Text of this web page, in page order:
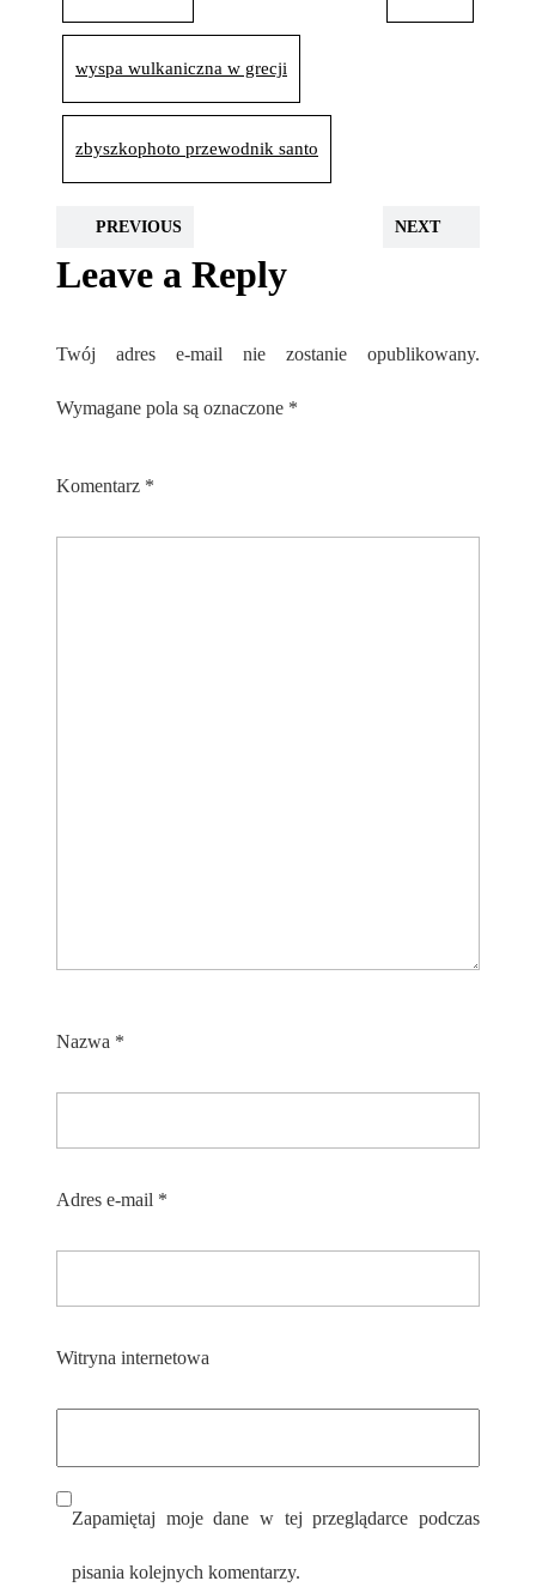
wyspa wulkaniczna w grecji
zbyszkophoto przewodnik santo
PREVIOUS NEXT
Leave a Reply
Twój adres e-mail nie zostanie opublikowany.
Wymagane pola są oznaczone *
Komentarz *
Nazwa *
Adres e-mail *
Witryna internetowa
Zapamiętaj moje dane w tej przeglądarce podczas
pisania kolejnych komentarzy.